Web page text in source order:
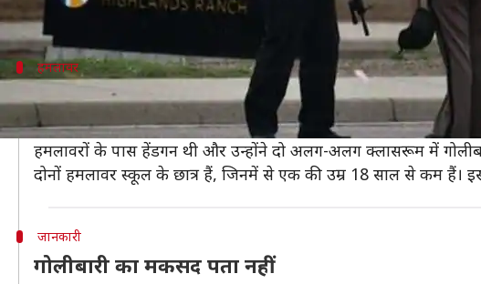
हमलावर
हमलावरों में एक नाबालिग
अधिकारियों ने बताया कि हाईलैंड रेंच के साइंस, टेक्नोलॉजी,
हमलावरों के पास हेंडगन थी और उन्होंने दो अलग-अलग क्लासरूम में
दोनों हमलावर स्कूल के छात्र हैं, जिनमें से एक की उम्र 18 साल से कम हैं।
जानकारी
गोलीबारी का मकसद पता नहीं